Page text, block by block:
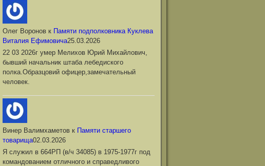
Олег Вороновк Памяти подполковника Куклева
Виталия Ефимовича25.03.2026
22 03 2026г умер Мелихов Юрий Михайлович,
бывший начальник штаба лебедиского
полка.Образцовий офицер,замечательный
человек.
Винер Валимхаметовк Памяти старшего
товарища02.03.2026
Я служил в 664РП (в/ч 34085) в 1975-1977г под
командованием отличного и справедливого